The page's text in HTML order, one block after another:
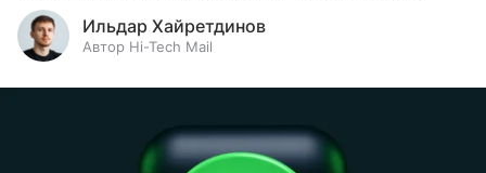
Ильдар Хайретдинов
Автор Hi-Tech Mail